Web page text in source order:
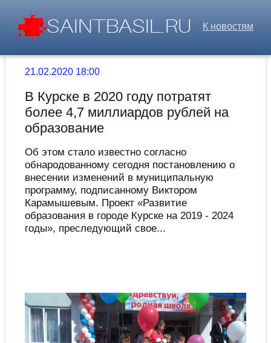
К новостям
21.02.2020 18:00
В Курске в 2020 году потратят
более 4,7 миллиардов рублей на
образование
Об этом стало известно согласно
обнародованному сегодня постановлению о
внесении изменений в муниципальную
программу, подписанному Виктором
Карамышевым. Проект «Развитие
образования в городе Курске на 2019 - 2024
годы», преследующий свое...